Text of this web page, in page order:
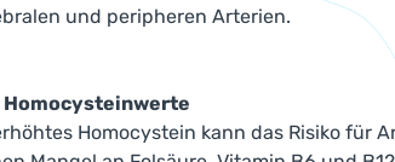
und peripheren Arterien.
Homocysteinwerte
Homocystein kann das Risiko für